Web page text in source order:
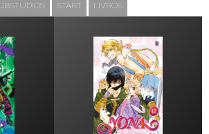
JBSTUDIOS START LIVROS